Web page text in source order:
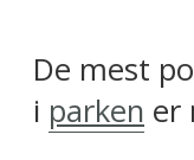
De mest
i parken er